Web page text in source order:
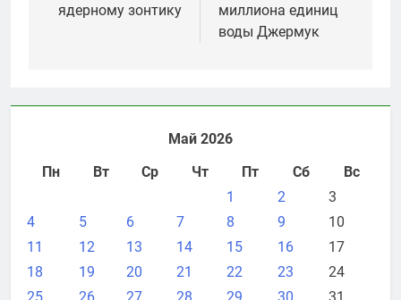
ядерному зонтику
миллиона единиц
воды Джермук
Май 2026
Пн
Вт Ср Чт Пт Сб
Вс
1
2
3
4
5 6 7 8 9
10
11
12 13 14 15 16
17
18
19 20 21 22 23
24
25
26 27 28 29 30 31